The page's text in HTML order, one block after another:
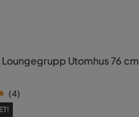
Utomhus 76 cm
(4)